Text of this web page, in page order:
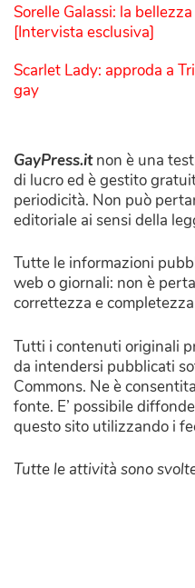
Sorelle Galassi: la
[Intervista esclusiva]
Scarlet Lady: approda a
gay
GayPress.itnon è una
di lucro ed è gestito
periodicità. Non può
editoriale ai sensi della
Tutte le informazioni
web o giornali: non è
correttezza e
Tutti i contenuti originali
da intendersi pubblicati
Commons. Ne è
fonte. E’ possibile
questo sito utilizzando i
Tutte le attività sono